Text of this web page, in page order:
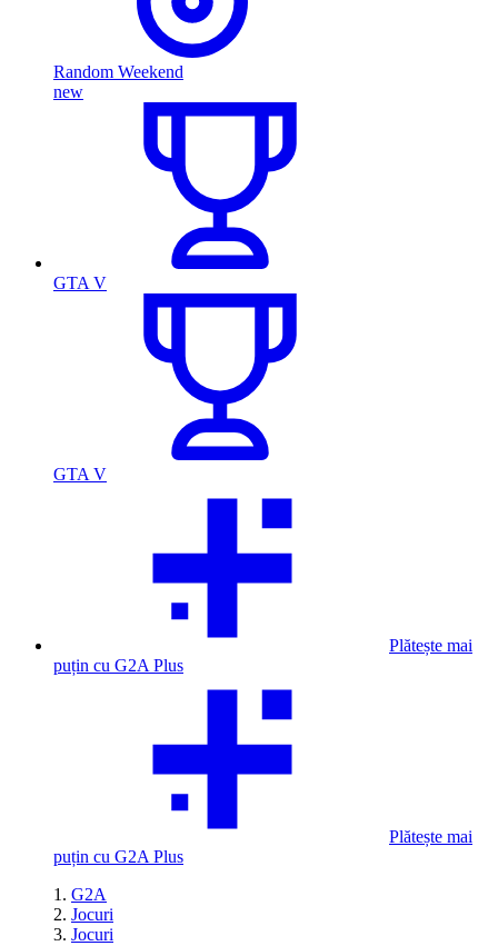
Random Weekend
new
GTA V
GTA V
Plătește mai
puțin cu G2A Plus
Plătește mai
puțin cu G2A Plus
G2A
Jocuri
Jocuri